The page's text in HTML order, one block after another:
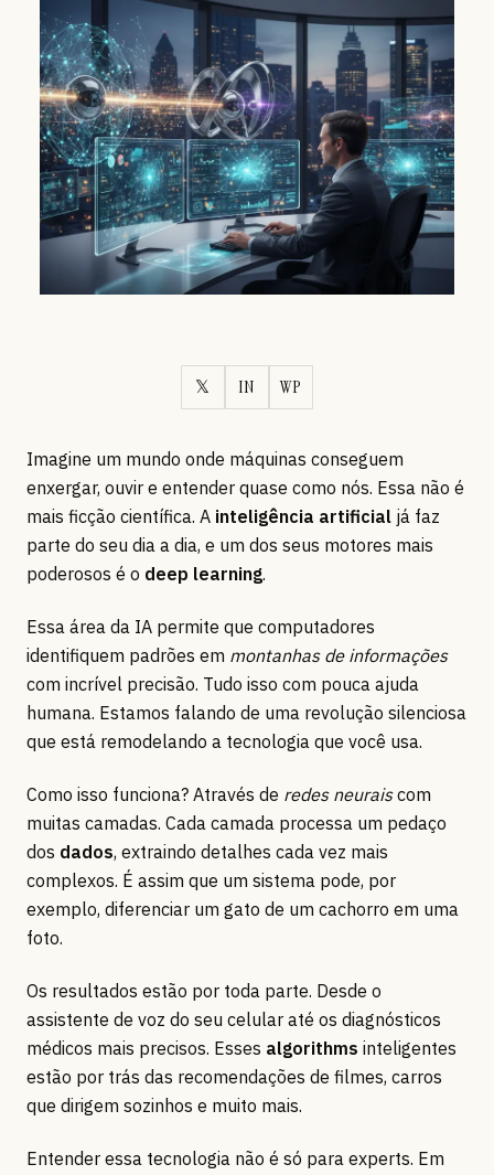
𝕏 IN WP
Imagine um mundo onde máquinas conseguem
enxergar, ouvir e entender quase como nós. Essa não é
mais ficção científica. A inteligência artificial já faz
parte do seu dia a dia, e um dos seus motores mais
poderosos é o deep learning.
Essa área da IA permite que computadores
identifiquem padrões em montanhas de informações
com incrível precisão. Tudo isso com pouca ajuda
humana. Estamos falando de uma revolução silenciosa
que está remodelando a tecnologia que você usa.
Como isso funciona? Através de redes neuraiscom
muitas camadas. Cada camada processa um pedaço
dos dados, extraindo detalhes cada vez mais
complexos. É assim que um sistema pode, por
exemplo, diferenciar um gato de um cachorro em uma
foto.
Os resultados estão por toda parte. Desde o
assistente de voz do seu celular até os diagnósticos
médicos mais precisos. Esses algorithms inteligentes
estão por trás das recomendações de filmes, carros
que dirigem sozinhos e muito mais.
Entender essa tecnologia não é só para experts. Em